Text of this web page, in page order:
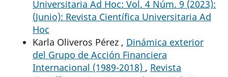
Universitaria Ad Hoc: Vol. 4 Núm. 9 (2023):
(Junio): Revista Científica Universitaria Ad
Hoc
Karla Oliveros Pérez , Dinámica exterior
del Grupo de Acción Financiera
Internacional (1989-2018) , Revista